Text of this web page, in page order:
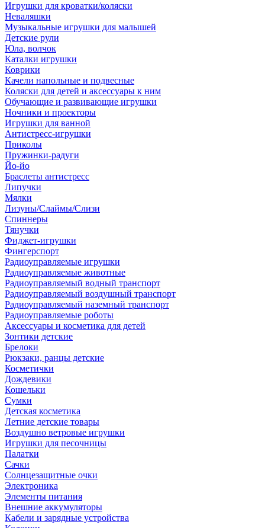
Игрушки для кроватки/коляски
Неваляшки
Музыкальные игрушки для малышей
Детские рули
Юла, волчок
Каталки игрушки
Коврики
Качели напольные и подвесные
Коляски для детей и аксессуары к ним
Обучающие и развивающие игрушки
Ночники и проекторы
Игрушки для ванной
Антистресс-игрушки
Приколы
Пружинки-радуги
Йо-йо
Браслеты антистресс
Липучки
Мялки
Лизуны/Слаймы/Слизи
Спиннеры
Тянучки
Фиджет-игрушки
Фингерспорт
Радиоуправляемые игрушки
Радиоуправляемые животные
Радиоуправляемый водный транспорт
Радиоуправляемый воздушный транспорт
Радиоуправляемый наземный транспорт
Радиоуправляемые роботы
Аксессуары и косметика для детей
Зонтики детские
Брелоки
Рюкзаки, ранцы детские
Косметички
Дождевики
Кошельки
Сумки
Детская косметика
Летние детские товары
Воздушно ветровые игрушки
Игрушки для песочницы
Палатки
Сачки
Солнцезащитные очки
Электроника
Элементы питания
Внешние аккумуляторы
Кабели и зарядные устройства